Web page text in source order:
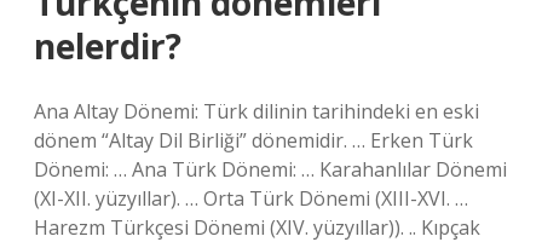
nelerdir?
Ana Altay Dönemi: Türk dilinin tarihindeki en eski
dönem “Altay Dil Birliği” dönemidir. … Erken Türk
Dönemi: … Ana Türk Dönemi: … Karahanlılar Dönemi
(XI-XII. yüzyıllar). … Orta Türk Dönemi (XIII-XVI. …
Harezm Türkçesi Dönemi (XIV. yüzyıllar)). .. Kıpçak